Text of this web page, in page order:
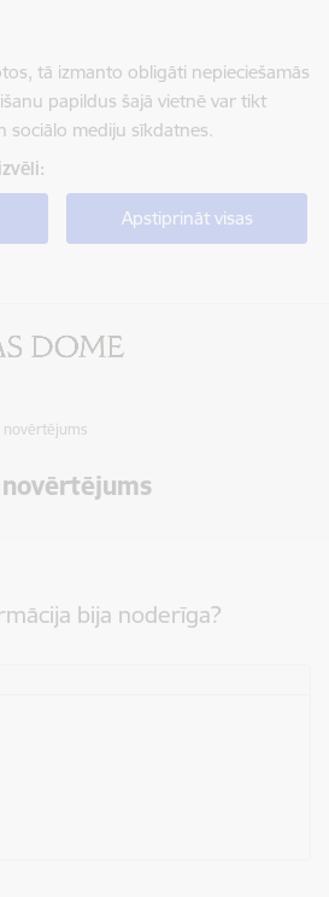
tā izmanto obligāti nepieciešamās
papildus šajā vietnē var tikt
sociālo mediju sīkdatnes.
Apstiprināt visas
novērtējums
bija noderīga?